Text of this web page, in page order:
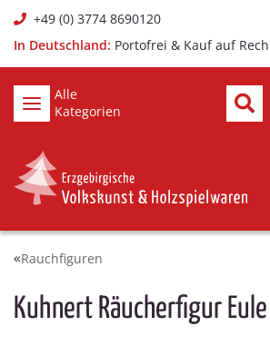
+49 (0) 3774 8690120
In Deutschland: Portofrei & Kauf auf
Alle
Kategorien
Rauchfiguren
Kuhnert Räucherfigur